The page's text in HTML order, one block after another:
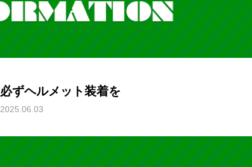
必ずヘルメット装着を
2025.06.03